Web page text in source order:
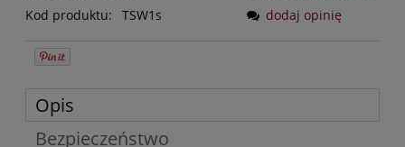
Kod produktu:
TSW1s
dodaj opinię
Opis
Bezpieczeństwo